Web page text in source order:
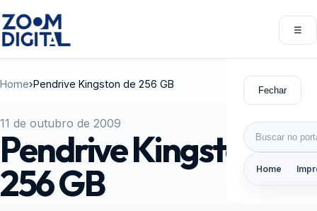
☰
Fechar
Buscar por:
Home
Home›Pendrive Kingston de 256 GB
11 de outubro de 2009
Pendrive Kingston de
256 GB